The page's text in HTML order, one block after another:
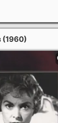
(1960)